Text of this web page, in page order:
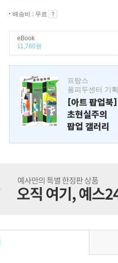
배송비 : 무료
eBook
11,760원
프랑스
퐁피두센터 기획
[아트 팝업북]
초현실주의
팝업 갤러리